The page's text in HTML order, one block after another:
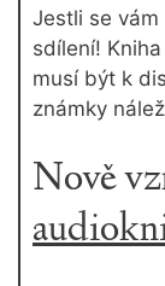
Jestli se vám
sdílení!
musí být k
známky
Nově